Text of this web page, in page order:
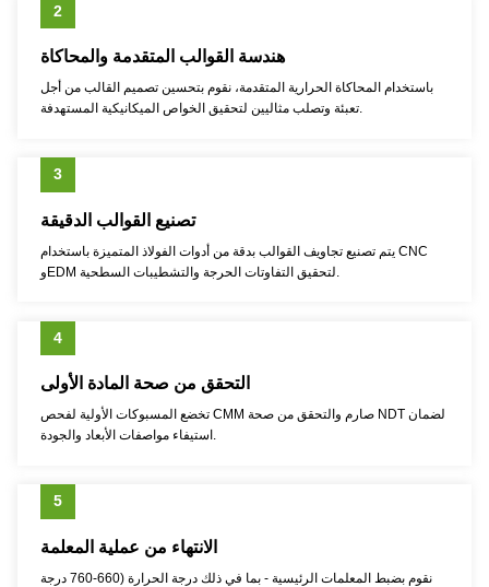
2
هندسة القوالب المتقدمة والمحاكاة
باستخدام المحاكاة الحرارية المتقدمة، نقوم بتحسين تصميم القالب من أجل
تعبئة وتصلب مثاليين لتحقيق الخواص الميكانيكية المستهدفة.
3
تصنيع القوالب الدقيقة
يتم تصنيع تجاويف القوالب بدقة من أدوات الفولاذ المتميزة باستخدام CNC
4
التحقق من صحة المادة الأولى
تخضع المسبوكات الأولية لفحص CMM صارم والتحقق من صحة NDT لضمان
استيفاء مواصفات الأبعاد والجودة.
5
الانتهاء من عملية المعلمة
نقوم بضبط المعلمات الرئيسية - بما في ذلك درجة الحرارة (660-760 درجة